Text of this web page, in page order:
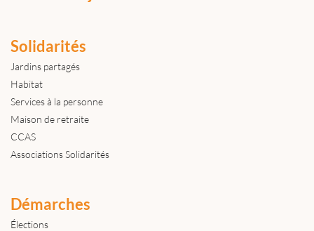
Solidarités
Jardins partagés
Habitat
Services à la personne
Maison de retraite
CCAS
Associations Solidarités
Démarches
Élections